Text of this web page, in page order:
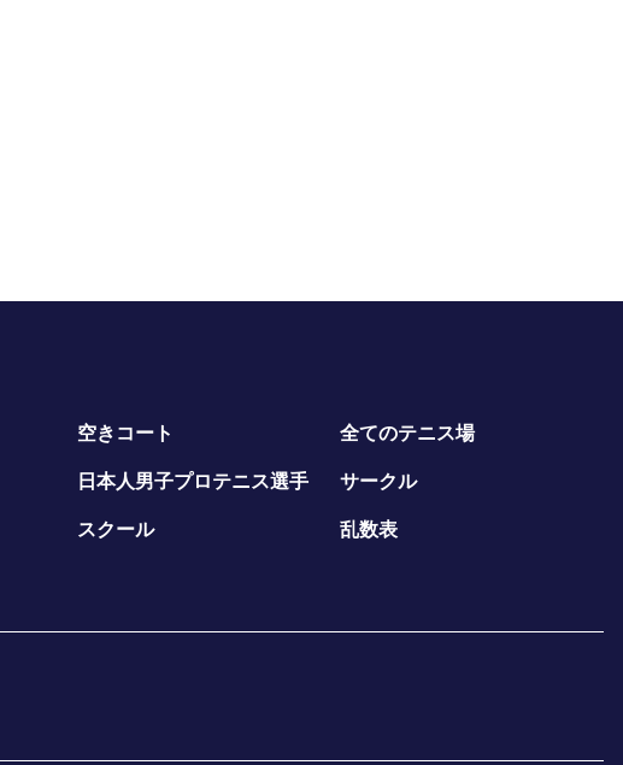
空きコート 全てのテニス場
日本人男子プロテニス選手 サークル
スクール 乱数表